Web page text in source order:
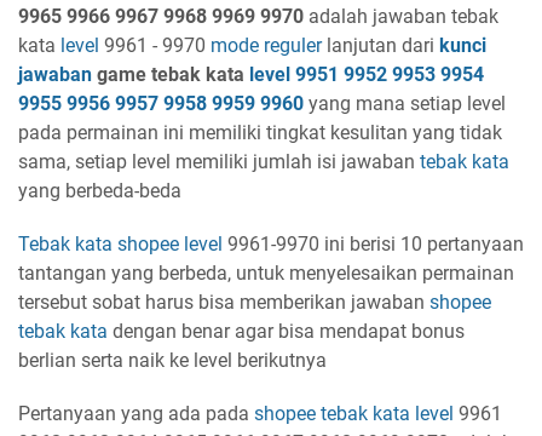
9965 9966 9967 9968 9969 9970 adalah jawaban tebak
kata level 9961 - 9970 mode regulerlanjutan dari kunci
jawaban game tebak kata level 9951 9952 9953 9954
9955 9956 9957 9958 9959 9960 yang mana setiap level
pada permainan ini memiliki tingkat kesulitan yang tidak
sama, setiap level memiliki jumlah isi jawaban tebak kata
yang berbeda-beda
Tebak kata shopee level 9961-9970 ini berisi 10 pertanyaan
tantangan yang berbeda, untuk menyelesaikan permainan
tersebut sobat harus bisa memberikan jawaban shopee
tebak kata dengan benar agar bisa mendapat bonus
berlian serta naik ke level berikutnya
Pertanyaan yang ada pada shopee tebak kata level 9961